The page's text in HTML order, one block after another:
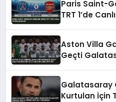
Paris Saint-
TRT 1’de
Aston Villa
Geçti
Galatasaray
Kurtulan İçin